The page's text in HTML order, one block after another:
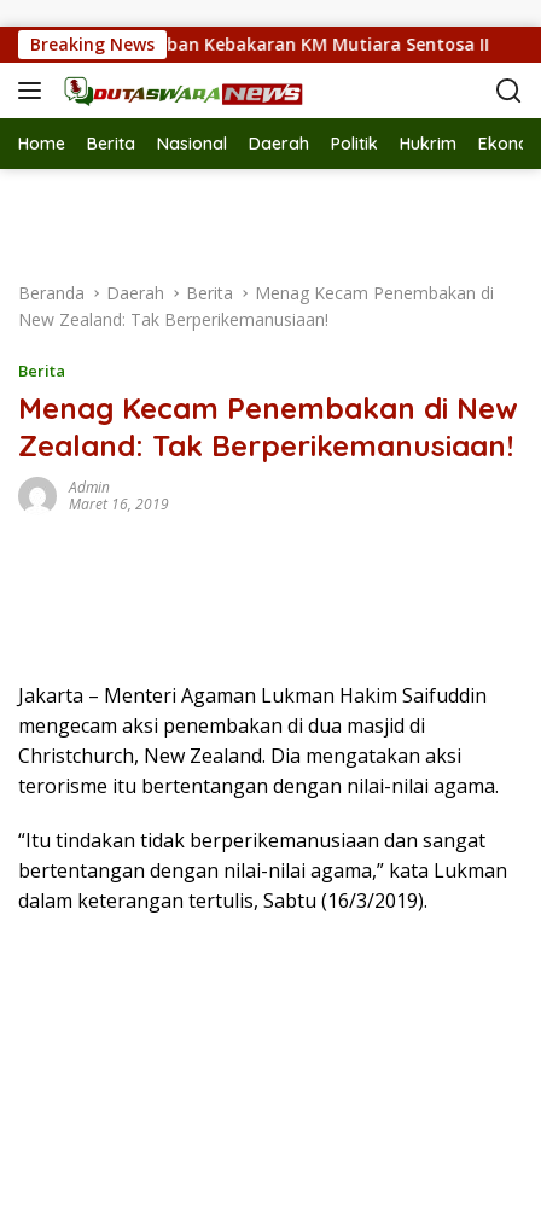
Breaking News
Waris Korban Kebakaran KM Mutiara Sentosa II
Home Berita Nasional Daerah Politik Hukrim
Beranda Daerah Berita
Menag Kecam Penembakan di
New Zealand: Tak Berperikemanusiaan!
Berita
Menag Kecam Penembakan di New
Zealand: Tak Berperikemanusiaan!
Admin
Maret 16, 2019
Jakarta – Menteri Agaman Lukman Hakim Saifuddin
mengecam aksi penembakan di dua masjid di
Christchurch, New Zealand. Dia mengatakan aksi
terorisme itu bertentangan dengan nilai-nilai agama.
“Itu tindakan tidak berperikemanusiaan dan sangat
bertentangan dengan nilai-nilai agama,” kata Lukman
dalam keterangan tertulis, Sabtu (16/3/2019).